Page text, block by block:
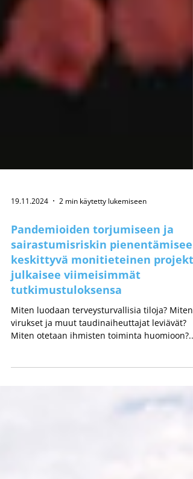
19.11.2024 2 min käytetty lukemiseen
Pandemioiden torjumiseen ja
sairastumisriskin pienentämiseen
keskittyvä monitieteinen projekti
julkaisee viimeisimmät
tutkimustuloksensa
Miten otetaan ihmisten toiminta huomioon?...